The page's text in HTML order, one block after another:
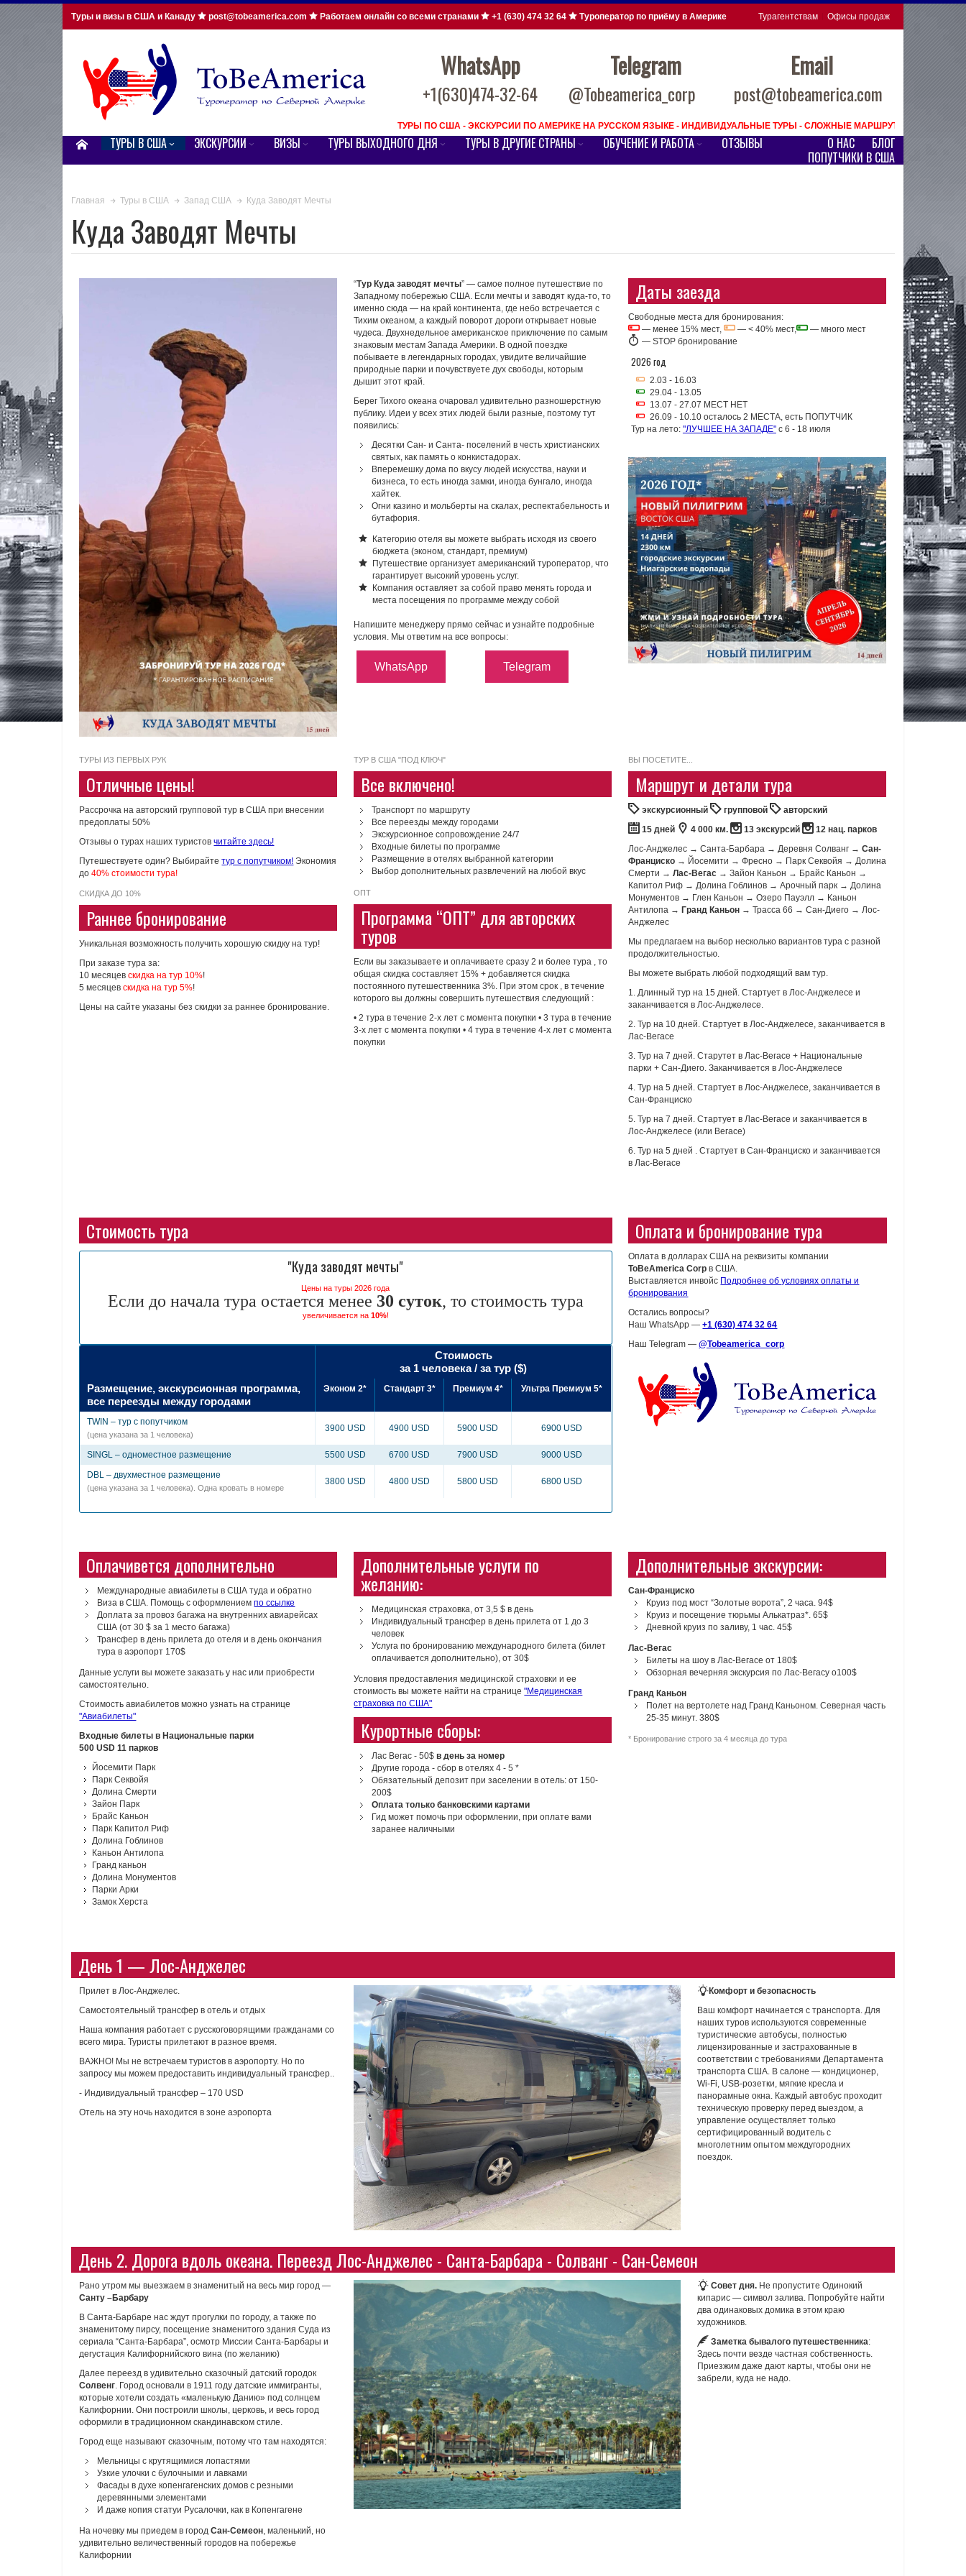
Туры и визы в США и Канаду post@tobeamerica.com Работаем онлайн со всеми странами +1 (630) 474 32 64 Туроператор по приёму в Америке Турагентствам Офисы продаж
WhatsApp
+1(630)474-32-64
Telegram
@Tobeamerica_corp
Email
post@tobeamerica.com
ТУРЫ ПО США - ЭКСКУРСИИ ПО АМЕРИКЕ НА РУССКОМ ЯЗЫКЕ - ИНДИВИДУАЛЬНЫЕ ТУРЫ - СЛОЖНЫЕ МАРШРУТЫ ПО США
ТУРЫ В США ЭКСКУРСИИ ВИЗЫ ТУРЫ ВЫХОДНОГО ДНЯ ТУРЫ В ДРУГИЕ СТРАНЫ ОБУЧЕНИЕ И РАБОТА ОТЗЫВЫ БЛОГ
О НАС
ПОПУТЧИКИ В США
Главная Туры в США Запад США Куда Заводят Мечты
Куда Заводят Мечты
“Тур Куда заводят мечты” — самое полное путешествие по
Западному побережью США. Если мечты и заводят куда-то, то
именно сюда — на край континента, где небо встречается с
Тихим океаном, а каждый поворот дороги открывает новые
чудеса. Двухнедельное американское приключение по самым
знаковым местам Запада Америки. В одной поездке
побываете в легендарных городах, увидите величайшие
природные парки и почувствуете дух свободы, которым
дышит этот край.
Берег Тихого океана очаровал удивительно разношерстную
публику. Идеи у всех этих людей были разные, поэтому тут
появились:
Десятки Сан- и Санта- поселений в честь христианских
святых, как память о конкистадорах.
Вперемешку дома по вкусу людей искусства, науки и
бизнеса, то есть иногда замки, иногда бунгало, иногда
хайтек.
Огни казино и мольберты на скалах, респектабельность и
бутафория.
Категорию отеля вы можете выбрать исходя из своего
бюджета (эконом, стандарт, премиум)
Путешествие организует американский туроператор, что
гарантирует высокий уровень услуг.
Компания оставляет за собой право менять города и
места посещения по программе между собой
Напишите менеджеру прямо сейчас и узнайте подробные
условия. Мы ответим на все вопросы:
WhatsApp Telegram
Даты заезда
Свободные места для бронирования:
— менее 15% мест,
— < 40% мест,
— много мест
—STOP бронирование
2026 год
2.03 - 16.03
29.04 - 13.05
13.07 - 27.07 МЕСТ НЕТ
26.09 - 10.10 осталось 2 МЕСТА, есть ПОПУТЧИК
Тур на лето: "ЛУЧШЕЕ НА ЗАПАДЕ"с 6 - 18 июля
ТУРЫ ИЗ ПЕРВЫХ РУК
Отличные цены!
Рассрочка на авторский групповой тур в США при внесении
предоплаты 50%
Отзывы о турах наших туристовчитайте здесь!
Путешествуете один? Выбирайтетур с попутчиком! Экономия
до 40% стоимости тура!
СКИДКА ДО 10%
Раннее бронирование
Уникальная возможность получить хорошую скидку на тур!
При заказе тура за:
10 месяцевскидка на тур 10%!
5 месяцевскидка на тур 5%!
Цены на сайте указаны без скидки за раннее бронирование.
ТУР В США "ПОД КЛЮЧ"
Все включено!
Транспорт по маршруту
Все переезды между городами
Экскурсионное сопровождение 24/7
Входные билеты по программе
Размещение в отелях выбранной категории
Выбор дополнительных развлечений на любой вкус
ОПТ
Программа “ОПТ” для авторских
туров
Если вы заказываете и оплачиваете сразу 2 и более тура , то
общая скидка составляет 15% + добавляется скидка
постоянного путешественника 3%. При этом срок , в течение
которого вы должны совершить путешествия следующий :
• 2 тура в течение 2-х лет с момента покупки • 3 тура в течение
3-х лет с момента покупки • 4 тура в течение 4-х лет с момента
покупки
ВЫ ПОСЕТИТЕ...
Маршрут и детали тура
экскурсионный групповой
авторский
15 дней
4 000 км. 13 экскурсий
12 нац. парков
Лос-Анджелес → Санта-Барбара → Деревня Солванг →Сан-
Франциско → Йосемити → Фресно → Парк Секвойя → Долина
Смерти →Лас-Вегас → Зайон Каньон → Брайс Каньон →
Капитол Риф → Долина Гоблинов → Арочный парк → Долина
Монументов → Глен Каньон → Озеро Пауэлл → Каньон
Антилопа →Гранд Каньон → Трасса 66 → Сан-Диего → Лос-
Анджелес
Мы предлагаем на выбор несколько вариантов тура с разной
продолжительностью.
Вы можете выбрать любой подходящий вам тур.
1. Длинный тур на 15 дней. Стартует в Лос-Анджелесе и
заканчивается в Лос-Анджелесе.
2. Тур на 10 дней. Стартует в Лос-Анджелесе, заканчивается в
Лас-Вегасе
3. Тур на 7 дней. Старутет в Лас-Вегасе + Национальные
парки + Сан-Диего. Заканчивается в Лос-Анджелесе
4. Тур на 5 дней. Стартует в Лос-Анджелесе, заканчивается в
Сан-Франциско
5. Тур на 7 дней. Стартует в Лас-Вегасе и заканчивается в
Лос-Анджелесе (или Вегасе)
6. Тур на 5 дней . Стартует в Сан-Франциско и заканчивается
в Лас-Вегасе
Стоимость тура
"Куда заводят мечты"
Цены на туры 2026 года
Если до начала тура остается менее 30 суток, то стоимость тура
увеличивается на 10%!
Стоимость
за 1 человека / за тур ($)
Размещение, экскурсионная программа,
все переезды между городами
Эконом 2* Стандарт 3* Премиум 4* Ультра Премиум 5*
TWIN – тур с попутчиком
(цена указана за 1 человека)
3900 USD 4900 USD 5900 USD 6900 USD
SINGL – одноместное размещение 5500 USD 6700 USD 7900 USD
9000 USD
DBL – двухместное размещение
(цена указана за 1 человека). Одна кровать в номере
3800 USD 4800 USD 5800 USD 6800 USD
Оплата и бронирование тура
Оплата в долларах США на реквизиты компании
ToBeAmerica Corpв США.
Выставляется инвойс Подробнее об условиях оплаты и
бронирования
Остались вопросы?
Наш WhatsApp —+1 (630) 474 32 64
Наш Telegram —@Tobeamerica_corp
Оплачивется дополнительно
Международные авиабилеты в США туда и обратно
Виза в США. Помощь с оформлениемпо ссылке
Доплата за провоз багажа на внутренних авиарейсах
США (от 30 $ за 1 место багажа)
Трансфер в день прилета до отеля и в день окончания
тура в аэропорт 170$
Данные услуги вы можете заказать у нас или приобрести
самостоятельно.
Стоимость авиабилетов можно узнать на странице
"Авиабилеты"
Входные билеты в Национальные парки
500 USD 11 парков
Йосемити Парк
Парк Секвойя
Долина Смерти
Зайон Парк
Брайс Каньон
Парк Капитол Риф
Долина Гоблинов
Каньон Антилопа
Гранд каньон
Долина Монументов
Парки Арки
Замок Херста
Дополнительные услуги по
желанию:
Медицинская страховка, от 3,5 $ в день
Индивидуальный трансфер в день прилета от 1 до 3
человек
Услуга по бронированию международного билета (билет
оплачивается дополнительно), от 30$
Условия предоставления медицинской страховки и ее
стоимость вы можете найти на странице"Медицинская
страховка по США"
Курортные сборы:
Лас Вегас - 50$в день за номер
Другие города - сбор в отелях 4 - 5 *
Обязательный депозит при заселении в отель: от 150-
200$
Оплата только банковскими картами
Гид может помочь при оформлении, при оплате вами
заранее наличными
Дополнительные экскурсии:
Сан-Франциско
Круиз под мост “Золотые ворота”, 2 часа. 94$
Круиз и посещение тюрьмы Алькатраз*. 65$
Дневной круиз по заливу, 1 час. 45$
Лас-Вегас
Билеты на шоу в Лас-Вегасе от 180$
Обзорная вечерняя экскурсия по Лас-Вегасу о100$
Гранд Каньон
Полет на вертолете над Гранд Каньоном. Северная часть
25-35 минут. 380$
* Бронирование строго за 4 месяца до тура
День 1 — Лос-Анджелес
Прилет в Лос-Анджелес.
Самостоятельный трансфер в отель и отдых
Наша компания работает с русскоговорящими гражданами со
всего мира. Туристы прилетают в разное время.
ВАЖНО! Мы не встречаем туристов в аэропорту. Но по
запросу мы можем предоставить индивидуальный трансфер..
- Индивидуальный трансфер – 170 USD
Отель на эту ночь находится в зоне аэропорта
Комфорт и безопасность
Ваш комфорт начинается с транспорта. Для
наших туров используются современные
туристические автобусы, полностью
лицензированные и застрахованные в
соответствии с требованиями Департамента
транспорта США. В салоне — кондиционер,
Wi-Fi, USB-розетки, мягкие кресла и
панорамные окна. Каждый автобус проходит
техническую проверку перед выездом, а
управление осуществляет только
сертифицированный водитель с
многолетним опытом междугородних
поездок.
День 2. Дорога вдоль океана. Переезд Лос-Анджелес - Санта-Барбара - Солванг - Сан-Семеон
Рано утром мы выезжаем в знаменитый на весь мир город —
Санту –Барбару
В Санта-Барбаре нас ждут прогулки по городу, а также по
знаменитому пирсу, посещение знаменитого здания Суда из
сериала “Санта-Барбара”, осмотр Миссии Санта-Барбары и
дегустация Калифорнийского вина (по желанию)
Далее переезд в удивительно сказочный датский городок
Солвенг. Город основали в 1911 году датские иммигранты,
которые хотели создать «маленькую Данию» под солнцем
Калифорнии. Они построили школы, церковь, и весь город
оформили в традиционном скандинавском стиле.
Город еще называют сказочным, потому что там находятся:
Мельницы с крутящимися лопастями
Узкие улочки с булочными и лавками
Фасады в духе копенгагенских домов с резными
деревянными элементами
И даже копия статуи Русалочки, как в Копенгагене
На ночевку мы приедем в городСан-Семеон, маленький, но
удивительно величественный городов на побережье
Калифорнии
Совет дня.Не пропустите Одинокий
кипарис — символ залива. Попробуйте найти
два одинаковых домика в этом краю
художников.
Заметка бывалого путешественника:
Здесь почти везде частная собственность.
Приезжим даже дают карты, чтобы они не
забрели, куда не надо.